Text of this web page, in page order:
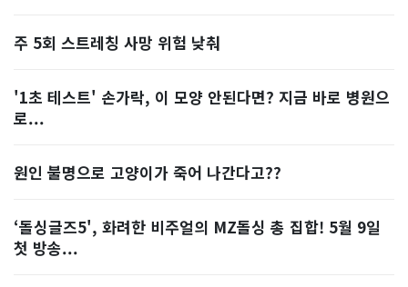
주 5회 스트레칭 사망 위험 낮춰
'1초 테스트' 손가락, 이 모양 안된다면? 지금 바로 병원으
로...
원인 불명으로 고양이가 죽어 나간다고??
‘돌싱글즈5', 화려한 비주얼의 MZ돌싱 총 집합! 5월 9일
첫 방송...